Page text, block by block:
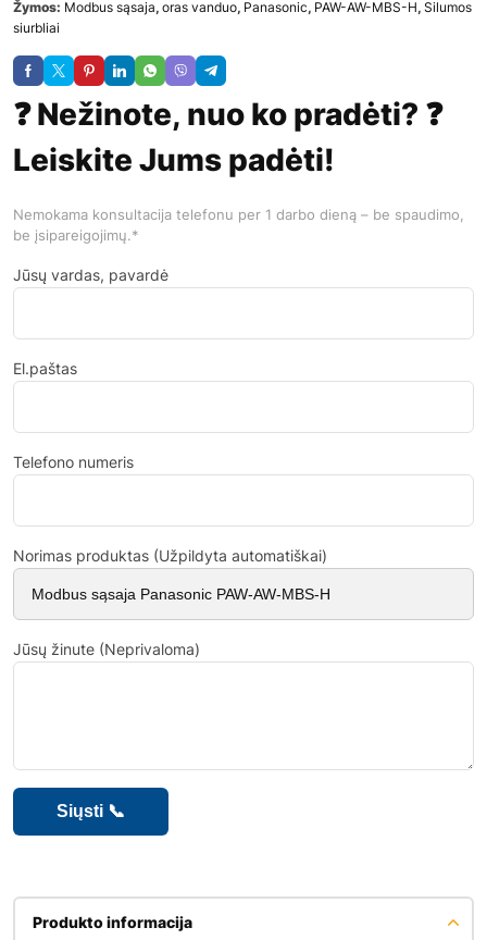
Žymos: Modbus sąsaja, oras vanduo, Panasonic, PAW-AW-MBS-H, Silumos
siurbliai
❓ Nežinote, nuo ko pradėti? ❓
Leiskite Jums padėti!
Nemokama konsultacija telefonu per 1 darbo dieną – be spaudimo,
be įsipareigojimų.*
Jūsų vardas, pavardė
El.paštas
Telefono numeris
Norimas produktas (Užpildyta automatiškai)
Jūsų žinute (Neprivaloma)
Produkto informacija